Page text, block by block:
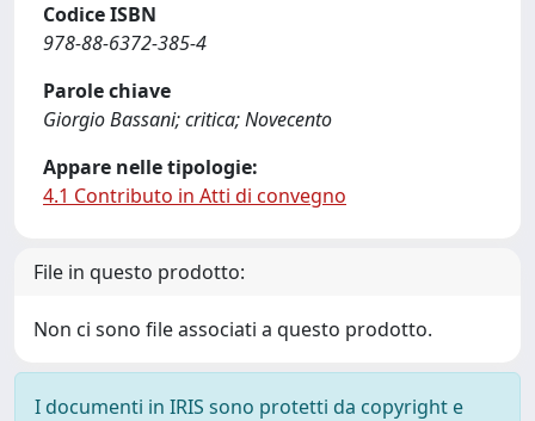
Codice ISBN
978-88-6372-385-4
Parole chiave
Giorgio Bassani; critica; Novecento
Appare nelle tipologie:
4.1 Contributo in Atti di convegno
File in questo prodotto:
Non ci sono file associati a questo prodotto.
I documenti in IRIS sono protetti da copyright e